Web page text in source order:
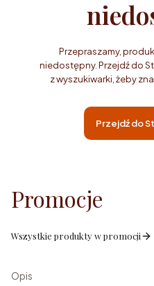
Przepraszamy,
niedostępny. Przejdź do
z wyszukiwarki, żeby
Przejdź do
Promocje
Wszystkie produkty w promocji
Opis